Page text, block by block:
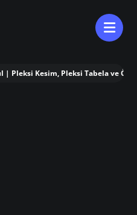
| Pleksi Kesim, Pleksi Tabela ve